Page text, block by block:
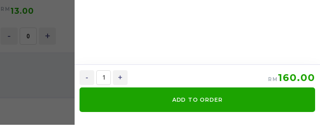
RM 13.00
- +
0 Items Order Now
- + RM 160.00
ADD TO ORDER